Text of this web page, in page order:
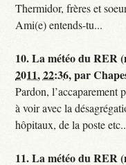
Thermidor, frères et
Ami(e) entends-tu...
10.La météo du RER
2011, 22:36,par
Pardon, l’accaparement
à voir avec la
hôpitaux, de la poste
11.La météo du RER